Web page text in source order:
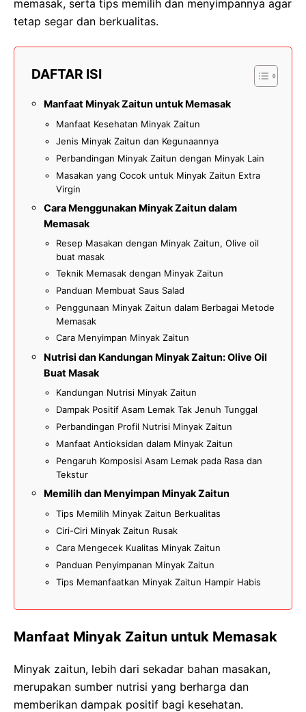
memasak, serta tips memilih dan menyimpannya agar
tetap segar dan berkualitas.
DAFTAR ISI
Manfaat Minyak Zaitun untuk Memasak
Manfaat Kesehatan Minyak Zaitun
Jenis Minyak Zaitun dan Kegunaannya
Perbandingan Minyak Zaitun dengan Minyak Lain
Masakan yang Cocok untuk Minyak Zaitun Extra
Virgin
Cara Menggunakan Minyak Zaitun dalam
Memasak
Resep Masakan dengan Minyak Zaitun, Olive oil
buat masak
Teknik Memasak dengan Minyak Zaitun
Panduan Membuat Saus Salad
Penggunaan Minyak Zaitun dalam Berbagai Metode
Memasak
Cara Menyimpan Minyak Zaitun
Nutrisi dan Kandungan Minyak Zaitun: Olive Oil
Buat Masak
Kandungan Nutrisi Minyak Zaitun
Dampak Positif Asam Lemak Tak Jenuh Tunggal
Perbandingan Profil Nutrisi Minyak Zaitun
Manfaat Antioksidan dalam Minyak Zaitun
Pengaruh Komposisi Asam Lemak pada Rasa dan
Tekstur
Memilih dan Menyimpan Minyak Zaitun
Tips Memilih Minyak Zaitun Berkualitas
Ciri-Ciri Minyak Zaitun Rusak
Cara Mengecek Kualitas Minyak Zaitun
Panduan Penyimpanan Minyak Zaitun
Tips Memanfaatkan Minyak Zaitun Hampir Habis
Manfaat Minyak Zaitun untuk Memasak
Minyak zaitun, lebih dari sekadar bahan masakan,
merupakan sumber nutrisi yang berharga dan
memberikan dampak positif bagi kesehatan.